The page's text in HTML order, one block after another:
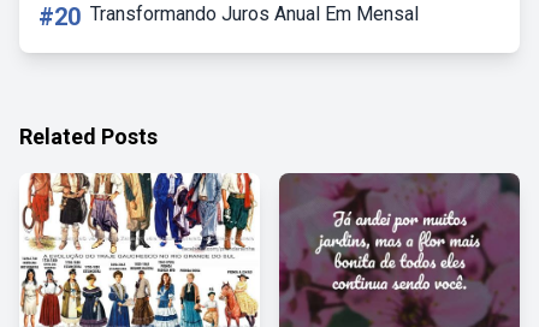
#20 Transformando Juros Anual Em Mensal
Related Posts